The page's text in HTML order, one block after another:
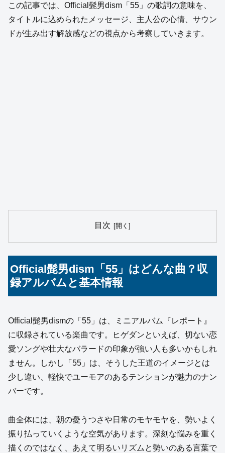
この記事では、Official髭男dism「55」の歌詞の意味を、
タイトルに込められたメッセージ、主人公の心情、サウン
ドが生み出す解放感などの視点から考察していきます。
目次
Official髭男dism「55」はどんな曲？収
録アルバムと基本情報
Official髭男dismの「55」は、ミニアルバム『レポート』
に収録されている楽曲です。ヒゲダンといえば、切ない恋
愛ソングや壮大なバラードの印象が強い人も多いかもしれ
ません。しかし「55」は、そうした王道のイメージとは
少し違い、軽快でユーモアのあるテンションが魅力のナン
バーです。
曲全体には、朝の憂うつさや日常のモヤモヤを、勢いよく
振り払っていくような空気があります。深刻な悩みを重く
描くのではなく、あえて明るいリズムと勢いのある言葉で